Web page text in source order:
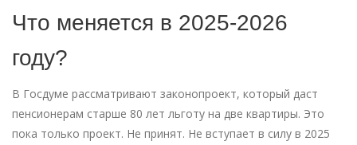
Что меняется в 2025-2026
году?
В Госдуме рассматривают законопроект, который даст
пенсионерам старше 80 лет льготу на две квартиры. Это
пока только проект. Не принят. Не вступает в силу в 2025